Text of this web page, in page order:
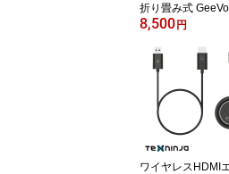
折り畳み式
GLOTURE 最大
ートフォン / スマ
ォッチ/ ワイヤレ
ホン) iPhone
h AirPods ユニバ
互換
8,500 円
ワイヤレスHDMI